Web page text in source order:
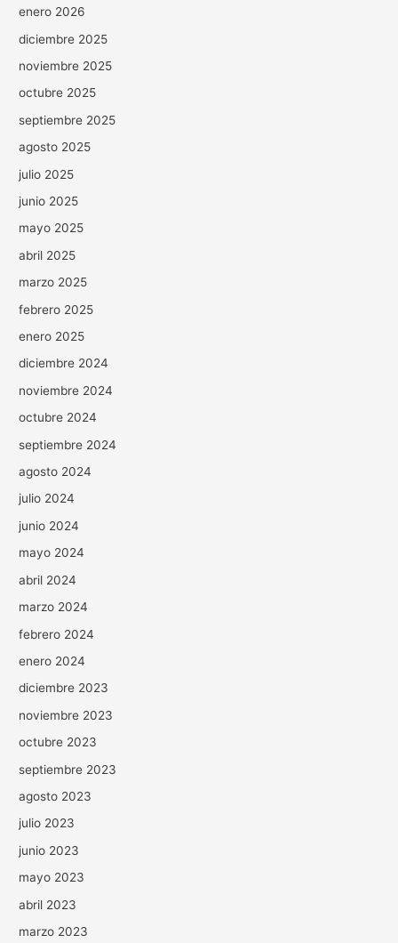
enero 2026
diciembre 2025
noviembre 2025
octubre 2025
septiembre 2025
agosto 2025
julio 2025
junio 2025
mayo 2025
abril 2025
marzo 2025
febrero 2025
enero 2025
diciembre 2024
noviembre 2024
octubre 2024
septiembre 2024
agosto 2024
julio 2024
junio 2024
mayo 2024
abril 2024
marzo 2024
febrero 2024
enero 2024
diciembre 2023
noviembre 2023
octubre 2023
septiembre 2023
agosto 2023
julio 2023
junio 2023
mayo 2023
abril 2023
marzo 2023